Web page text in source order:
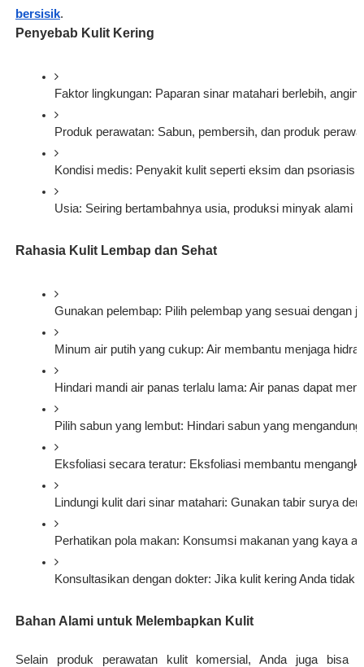
bersisik.
Penyebab Kulit Kering
Faktor lingkungan: Paparan sinar matahari berlebih,
Produk perawatan: Sabun, pembersih, dan produk
Kondisi medis: Penyakit kulit seperti eksim dan psoriasis
Usia: Seiring bertambahnya usia, produksi minyak alami
Rahasia Kulit Lembap dan Sehat
Gunakan pelembap: Pilih pelembap yang sesuai dengan
Minum air putih yang cukup: Air membantu menjaga
Hindari mandi air panas terlalu lama: Air panas dapat
Pilih sabun yang lembut: Hindari sabun yang
Eksfoliasi secara teratur: Eksfoliasi membantu
Lindungi kulit dari sinar matahari: Gunakan tabir surya
Perhatikan pola makan: Konsumsi makanan yang kaya
Konsultasikan dengan dokter: Jika kulit kering Anda
Bahan Alami untuk Melembapkan Kulit
Selain produk perawatan kulit komersial, Anda juga bisa